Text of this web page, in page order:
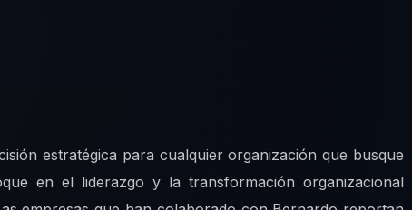
estratégica para cualquier organización que busque
en el liderazgo y la transformación organizacional